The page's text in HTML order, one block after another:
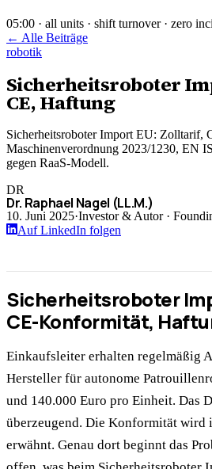
05:00 · all units · shift turnover · zero
← Alle Beiträge
robotik
Sicherheitsroboter
CE, Haftung
Sicherheitsroboter Import EU: Zolltarif,
Maschinenverordnung 2023/1230, EN
gegen RaaS-Modell.
DR
Dr. Raphael Nagel (LL.M.)
10. Juni 2025·Investor & Autor ·
Auf LinkedIn folgen
Sicherheitsroboter
CE-Konformität,
Einkaufsleiter erhalten regelmäßig
Hersteller für autonome
und 140.000 Euro pro Einheit. Das
überzeugend. Die Konformität wird
erwähnt. Genau dort beginnt das